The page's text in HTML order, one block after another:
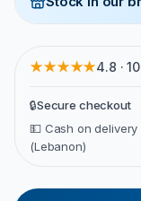
★★★★★4.8 ·
🔒Secure checkout
💵 Cash on delivery
(Lebanon)